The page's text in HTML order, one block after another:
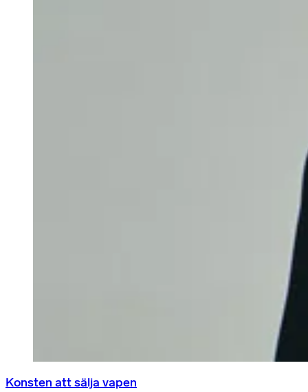
Konsten att sälja vapen